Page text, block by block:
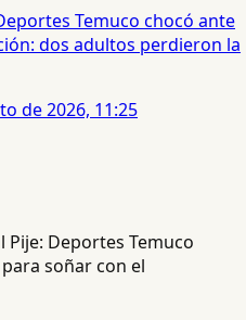
Temuco chocó ante
dos adultos perdieron la
de 2026, 11:25